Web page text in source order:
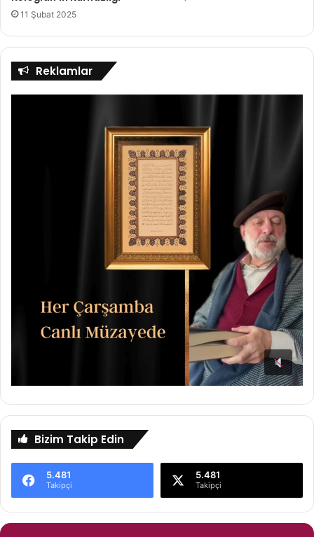
11 Şubat 2025
Reklamlar
Bizim Takip Edin
5.481
Takipçi
5.481
Takipçi